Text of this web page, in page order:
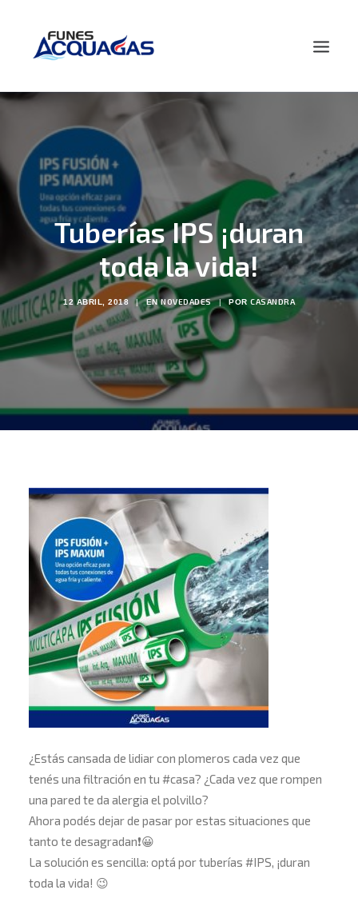
NOSOTROS
PRODUCTOS
NOVEDADES
CONTACTO
BUSCAR
Tuberías IPS ¡duran
toda la vida!
12 ABRIL, 2018 | ENNOVEDADES | POR CASANDRA
¿Estás cansada de lidiar con plomeros cada vez que
tenés una filtración en tu #casa? ¿Cada vez que rompen
una pared te da alergia el polvillo?
Ahora podés dejar de pasar por estas situaciones que
tanto te desagradan❗😀
La solución es sencilla: optá por tuberías #IPS, ¡duran
toda la vida! 😉